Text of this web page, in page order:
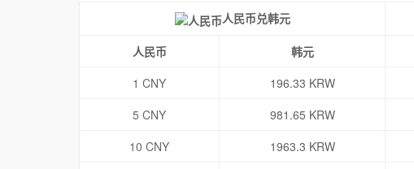
人民币兑韩元
人民币 韩元
1 CNY
196.33 KRW
5 CNY
981.65 KRW
10 CNY
1963.3 KRW